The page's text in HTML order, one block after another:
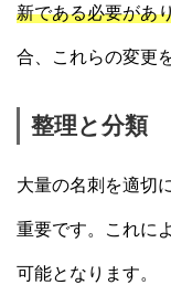
新である必要があ
合、これらの変更
整理と分類
大量の名刺を適切
重要です。これに
可能となります。